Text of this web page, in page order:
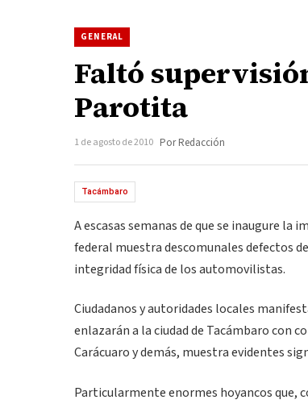
GENERAL
Faltó
Parotita
1 de agosto de 2010 Por Redacción
Tacámbaro
A escasas semanas de que se inaugure
federal muestra descomunales defectos
integridad física de los automovilistas.
Ciudadanos y autoridades locales
enlazarán a la ciudad de Tacámbaro con
Carácuaro y demás, muestra evidentes
Particularmente enormes hoyancos que,